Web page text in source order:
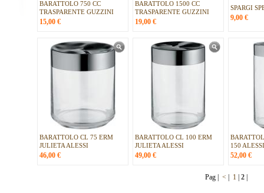
BARATTOLO 750 CC
TRASPARENTE GUZZINI
15,00 €
BARATTOLO 1500 CC
TRASPARENTE GUZZINI
19,00 €
SPARGI
9,00 €
BARATTOLO CL 75 ERM
JULIETA ALESSI
46,00 €
BARATTOLO CL 100 ERM
JULIETA ALESSI
49,00 €
150 ALESSI
52,00 €
Pag | < 1 2